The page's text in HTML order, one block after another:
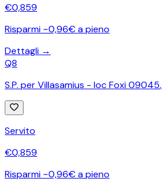
€0,859
Risparmi ~0,96€ a pieno
Dettagli →
Q8
S.P. per Villasamius - loc Foxi 09045,
Servito
€0,859
Risparmi ~0,96€ a pieno